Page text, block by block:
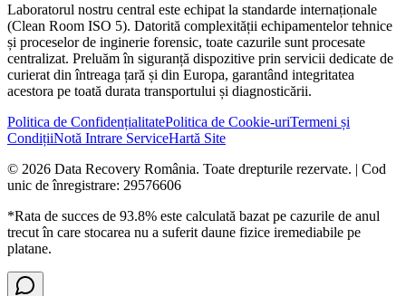
Laboratorul nostru central este echipat la standarde internaționale
(Clean Room ISO 5). Datorită complexității echipamentelor tehnice
și proceselor de inginerie forensic, toate cazurile sunt procesate
centralizat. Preluăm în siguranță dispozitive prin servicii dedicate de
curierat din întreaga țară și din Europa, garantând integritatea
acestora pe toată durata transportului și diagnosticării.
Politica de ConfidențialitatePolitica de Cookie-uriTermeni și
CondițiiNotă Intrare ServiceHartă Site
© 2026 Data Recovery România. Toate drepturile rezervate. | Cod
unic de înregistrare: 29576606
*Rata de succes de 93.8% este calculată bazat pe cazurile de anul
trecut în care stocarea nu a suferit daune fizice iremediabile pe
platane.